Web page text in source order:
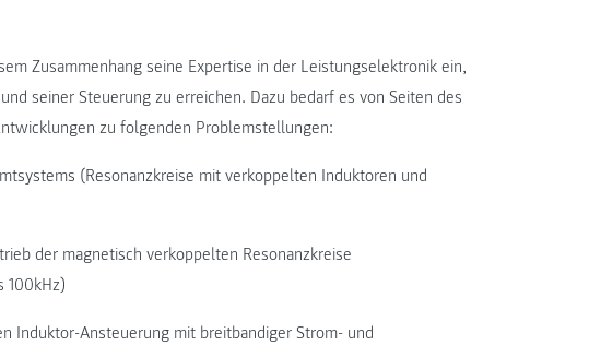
Zusammenhang seine Expertise in der Leistungselektronik ein,
seiner Steuerung zu erreichen. Dazu bedarf es von Seiten des
zu folgenden Problemstellungen:
(Resonanzkreise mit verkoppelten Induktoren und
der magnetisch verkoppelten Resonanzkreise
100kHz)
Induktor-Ansteuerung mit breitbandiger Strom- und